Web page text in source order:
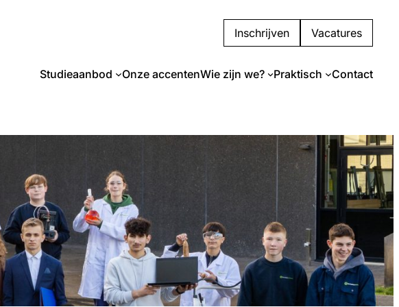
Inschrijven Vacatures
Studieaanbod Onze accentenWie zijn we? Praktisch Contact